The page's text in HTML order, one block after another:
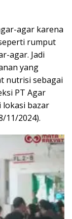
agar karena
rumput
agar. Jadi
yang
nutrisi sebagai
PT Agar
lokasi bazar
11/2024).